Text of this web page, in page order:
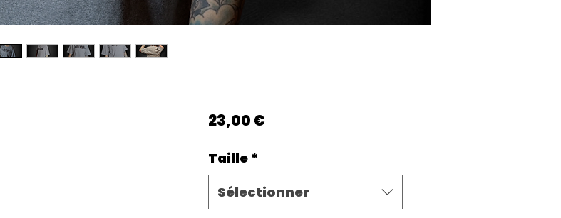
23,00 €Prix
Taille *
Sélectionner